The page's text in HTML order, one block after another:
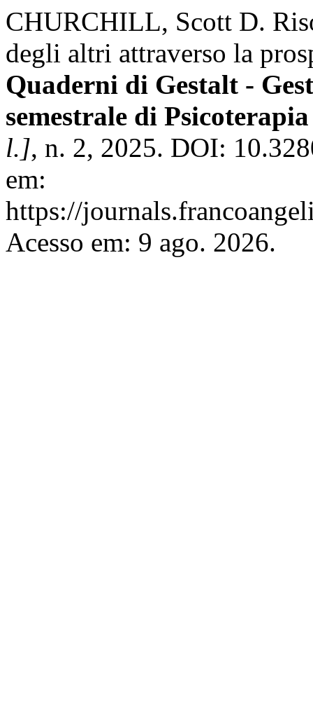
CHURCHILL, Scott D.
degli altri attraverso la
Quaderni di Gestalt -
semestrale di
l.], n. 2, 2025. DOI:
em:
https://
Acesso em: 9 ago. 2026.